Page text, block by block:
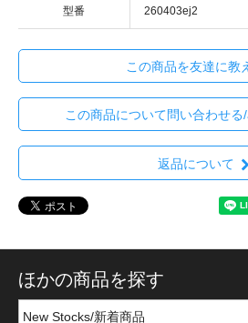
型番 260403ej2
この商品を友達に教
この商品について問い合わせ
返品について
ほかの商品を探す